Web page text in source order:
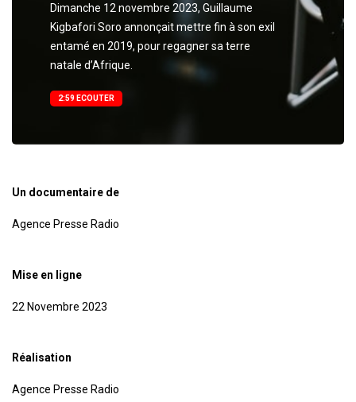
Dimanche 12 novembre 2023, Guillaume
Kigbafori Soro annonçait mettre fin à son exil
entamé en 2019, pour regagner sa terre
natale d’Afrique.
2:59 ECOUTER
Un documentaire de
Agence Presse Radio
Mise en ligne
22 Novembre 2023
Réalisation
Agence Presse Radio